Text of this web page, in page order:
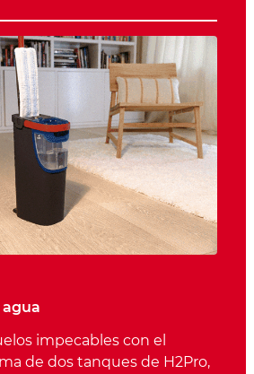
impecables con el
de dos tanques de H2Pro,